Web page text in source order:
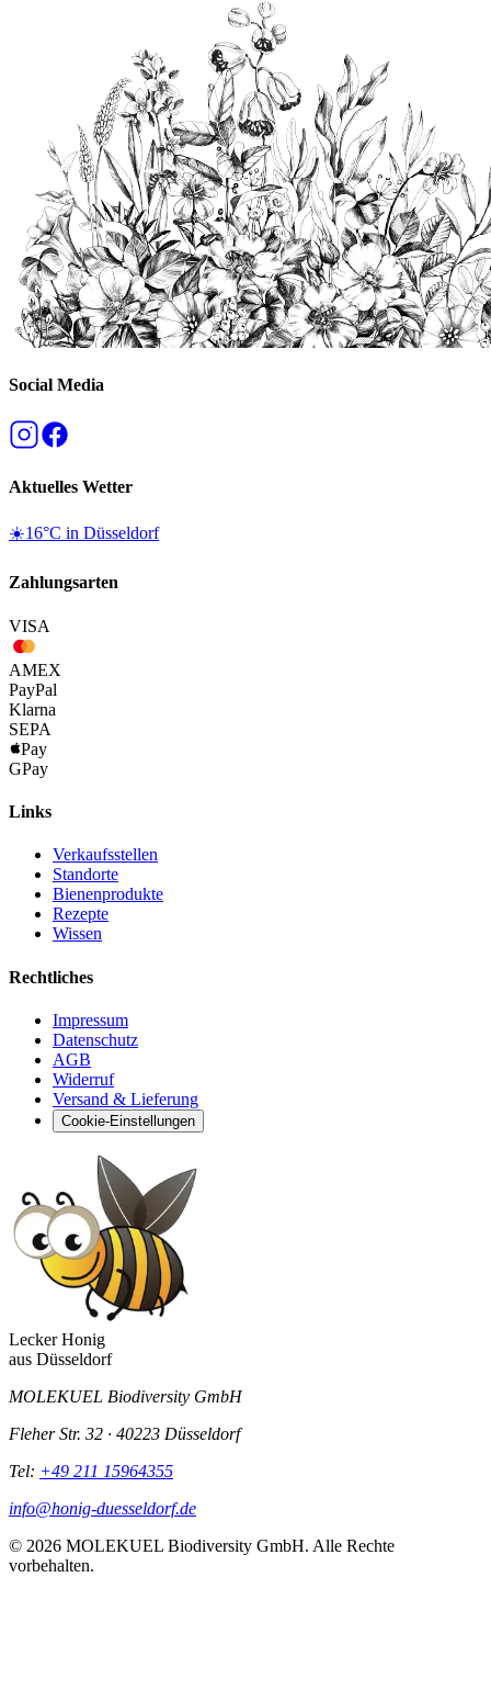
Social Media
Aktuelles Wetter
☀️16°C in Düsseldorf
Zahlungsarten
VISA
AMEX
PayPal
Klarna
SEPA
Pay
GPay
Links
Verkaufsstellen
Standorte
Bienenprodukte
Rezepte
Wissen
Rechtliches
Impressum
Datenschutz
AGB
Widerruf
Versand & Lieferung
Cookie-Einstellungen
Lecker Honig
aus Düsseldorf
MOLEKUEL Biodiversity GmbH
Fleher Str. 32 · 40223 Düsseldorf
Tel: +49 211 15964355
info@honig-duesseldorf.de
© 2026 MOLEKUEL Biodiversity GmbH. Alle Rechte
vorbehalten.